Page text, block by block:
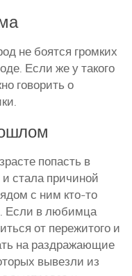
не боятся громких
Если же у такого
говорить о
попасть в
стала причиной
с ним кто-то
Если в любимца
от пережитого и
на раздражающие
вывезли из